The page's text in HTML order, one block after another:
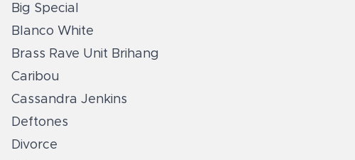
Big Special
Blanco White
Brass Rave Unit Brihang
Caribou
Cassandra Jenkins
Deftones
Divorce